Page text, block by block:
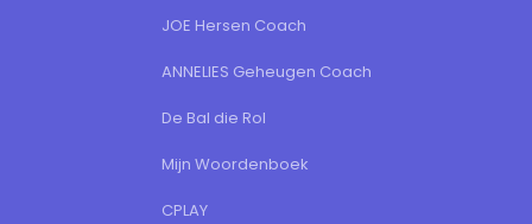
JOE Hersen Coach
ANNELIES Geheugen Coach
De Bal die Rol
Mijn Woordenboek
CPLAY